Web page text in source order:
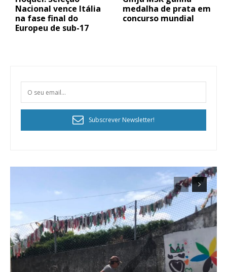
Nacional vence Itália
na fase final do
Europeu de sub-17
medalha de prata em
concurso mundial
Subscrever Newsletter!